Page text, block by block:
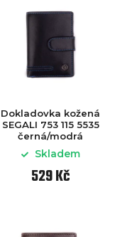
Dokladovka kožená
SEGALI 753 115 5535
černá/modrá
Skladem
529 Kč